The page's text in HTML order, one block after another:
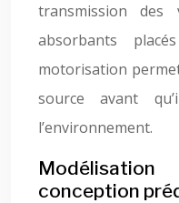
transmission des
absorbants
motorisation
source avant
l’environnement.
conception